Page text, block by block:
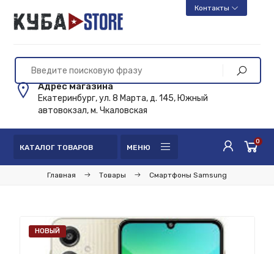
Контакты
Адрес магазина
Екатеринбург, ул. 8 Марта, д. 145, Южный
автовокзал, м. Чкаловская
КАТАЛОГ ТОВАРОВ МЕНЮ
0
Главная Товары Смартфоны Samsung
НОВЫЙ